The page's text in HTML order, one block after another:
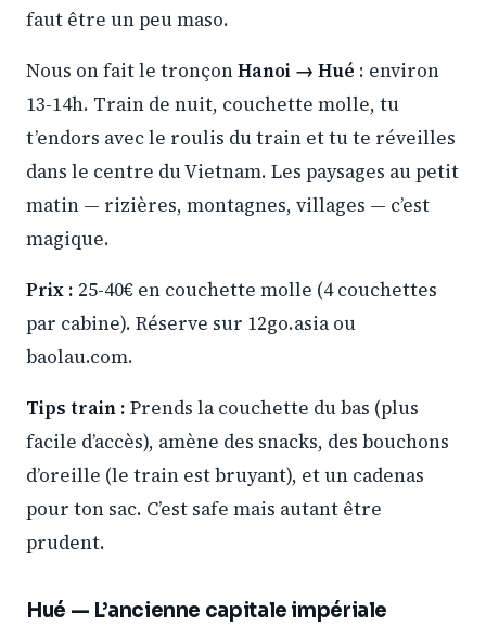
faut être un peu maso.
Nous on fait le tronçonHanoi → Hué : environ
13-14h. Train de nuit, couchette molle, tu
t’endors avec le roulis du train et tu te réveilles
dans le centre du Vietnam. Les paysages au petit
matin — rizières, montagnes, villages — c’est
magique.
Prix : 25-40€ en couchette molle (4 couchettes
par cabine). Réserve sur 12go.asia ou
baolau.com.
Tips train : Prends la couchette du bas (plus
facile d’accès), amène des snacks, des bouchons
d’oreille (le train est bruyant), et un cadenas
pour ton sac. C’est safe mais autant être
prudent.
Hué — L’ancienne capitale impériale